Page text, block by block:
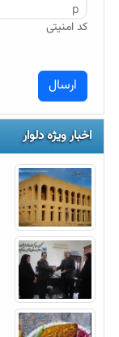
p
کد امنیتی
اخبار ویژه دلوار